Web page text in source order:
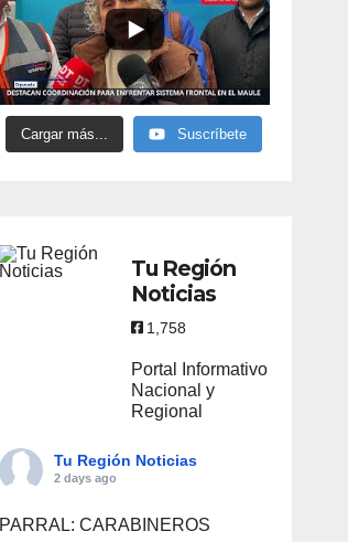
Cargar más... Suscríbete
Tu Región
Noticias
1,758
Portal Informativo
Nacional y
Regional
Tu Región Noticias
2 days ago
PARRAL: CARABINEROS